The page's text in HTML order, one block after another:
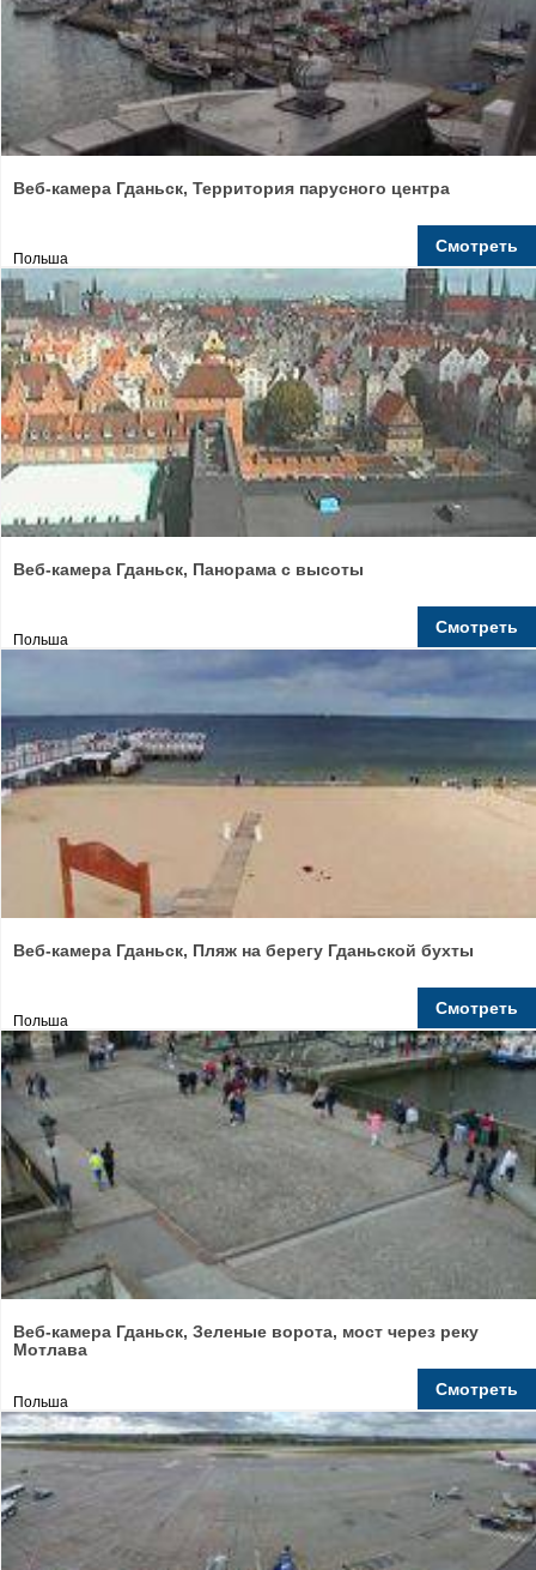
Веб-камера Гданьск, Территория парусного центра
Польша
Смотреть
Веб-камера Гданьск, Панорама с высоты
Польша
Смотреть
Веб-камера Гданьск, Пляж на берегу Гданьской бухты
Польша
Смотреть
Веб-камера Гданьск, Зеленые ворота, мост через реку
Мотлава
Польша
Смотреть